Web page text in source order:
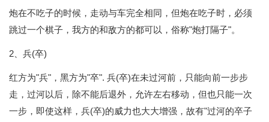
炮在不吃子的时候，走动与车完全相同，但炮在吃子时，必须
跳过一个棋子，我方的和敌方的都可以，俗称"炮打隔子"。
2、兵(卒)
红方为"兵"，黑方为"卒". 兵(卒)在未过河前，只能向前一步步
走，过河以后，除不能后退外，允许左右移动，但也只能一次
一步，即使这样，兵(卒)的威力也大大增强，故有"过河的卒子